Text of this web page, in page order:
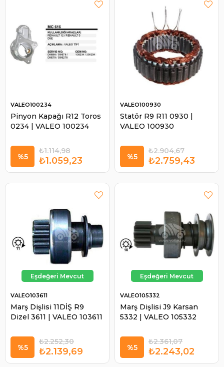
Pinyon Kapağı R12 Toros
0234 | VALEO 100234
VALEO100234
₺1.059,23
₺1.114,98
%5
Statör R9 R11 0930 |
VALEO 100930
VALEO100930
₺2.759,43
₺2.904,67
%5
Marş Dişlisi 11DİŞ R9
Dizel 3611 | VALEO 103611
VALEO103611
₺2.139,69
₺2.252,30
%5
Marş Dişlisi J9 Karsan
5332 | VALEO 105332
VALEO105332
₺2.243,02
₺2.361,07
%5